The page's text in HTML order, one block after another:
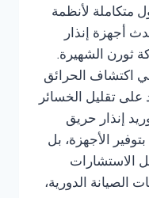
متكاملة لأنظمة
أجهزة إنذار
ثورن الشهيرة.
في اكتشاف الحرائق
على تقليل الخسائر
إنذار حريق
الأجهزة، بل
الاستشارات
الصيانة الدورية،